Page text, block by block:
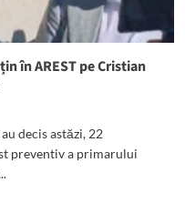
în AREST pe Cristian
decis astăzi, 22
preventiv a primarului